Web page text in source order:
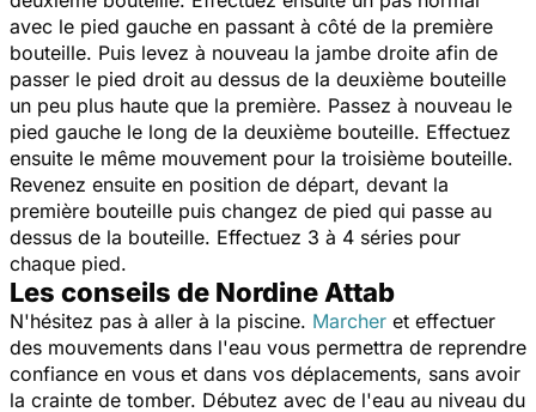
avec le pied gauche en passant à côté de la première
bouteille. Puis levez à nouveau la jambe droite afin de
passer le pied droit au dessus de la deuxième bouteille
un peu plus haute que la première. Passez à nouveau le
pied gauche le long de la deuxième bouteille. Effectuez
ensuite le même mouvement pour la troisième bouteille.
Revenez ensuite en position de départ, devant la
première bouteille puis changez de pied qui passe au
dessus de la bouteille. Effectuez 3 à 4 séries pour
chaque pied.
Les conseils de Nordine Attab
N'hésitez pas à aller à la piscine. Marcher et effectuer
des mouvements dans l'eau vous permettra de reprendre
confiance en vous et dans vos déplacements, sans avoir
la crainte de tomber. Débutez avec de l'eau au niveau du